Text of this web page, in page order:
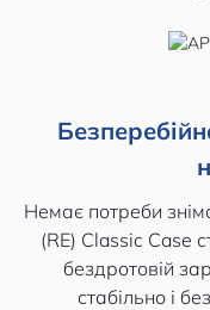
Немає потреби
(RE) Classic Case
бездротовій
стабільно і